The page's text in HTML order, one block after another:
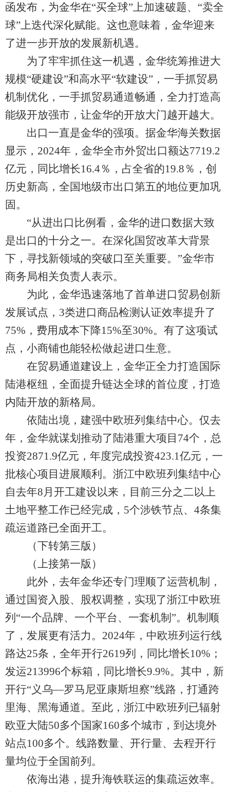
函发布，为金华在“买全球”上加速破题、“卖全
球”上迭代深化赋能。这也意味着，金华迎来
了进一步开放的发展新机遇。
为了牢牢抓住这一机遇，金华统筹推进大
规模“硬建设”和高水平“软建设”，一手抓贸易
机制优化，一手抓贸易通道畅通，全力打造高
能级开放强市，让金华的开放大门越开越大。
出口一直是金华的强项。据金华海关数据
显示，2024年，金华全市外贸出口额达7719.2
亿元，同比增长16.4％，占全省的19.8％，创
历史新高，全国地级市出口第五的地位更加巩
固。
“从进出口比例看，金华的进口数据大致
是出口的十分之一。在深化国贸改革大背景
下，寻找新领域的突破口至关重要。”金华市
商务局相关负责人表示。
为此，金华迅速落地了首单进口贸易创新
发展试点，3类进口商品检测认证效率提升了
75%，费用成本下降15%至30%。有了这项试
点，小商铺也能轻松做起进口生意。
在贸易通道建设上，金华正全力打造国际
陆港枢纽，全面提升链达全球的首位度，打造
内陆开放的新格局。
依陆出境，建强中欧班列集结中心。仅去
年，金华就谋划推动了陆港重大项目74个，总
投资2871.9亿元，年度完成投资423.1亿元，一
批核心项目进展顺利。浙江中欧班列集结中心
自去年8月开工建设以来，目前三分之二以上
土地平整工作已经完成，5个涉铁节点、4条集
疏运道路已全面开工。
（下转第三版）
（上接第一版）
此外，去年金华还专门理顺了运营机制，
通过国资入股、股权调整，实现了浙江中欧班
列“一个品牌、一个平台、一套机制”。机制顺
了，发展更有活力。2024年，中欧班列运行线
路达25条，全年开行2619列，同比增长10%；
发运213996个标箱，同比增长9.9%。其中，新
开行“义乌—罗马尼亚康斯坦察”线路，打通跨
里海、黑海通道。至此，浙江中欧班列已辐射
欧亚大陆50多个国家160多个城市，到达境外
站点100多个。线路数量、开行量、去程开行
量均位于全国前列。
依海出港，提升海铁联运的集疏运效率。